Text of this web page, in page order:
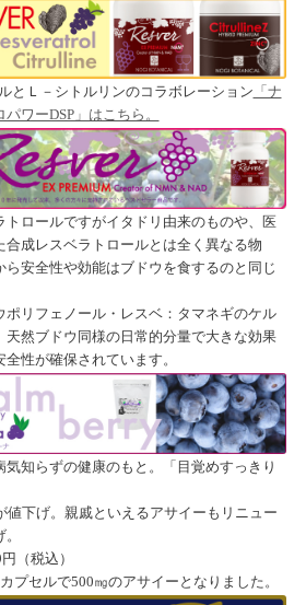
とＬ－シトルリンのコラボレーション 「ナ
パワーDSP」はこちら。
トロールですがイタドリ由来のものや、医
成レスベラトロールとは全く異なる物
安全性や効能はブドウを食するのと同じ
ポリフェノール・レスベ：タマネギのケル
天然ブドウ同様の日常的分量で大きな効果
性が確保されています。
知らずの健康のもと。「目覚めすっきり
値下げ。親戚といえるアサイーもリニュー
（税込）
プセルで500㎎のアサイーとなりました。